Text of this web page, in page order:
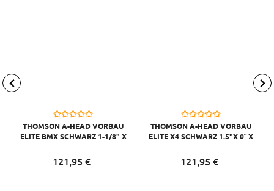
THOMSON A-HEAD VORBAU
ELITE BMX SCHWARZ 1-1/8" X
LENKERKL.
121,95 €
THOMSON A-HEAD VORBAU
ELITE X4 SCHWARZ 1.5"X 0° X
121,95 €